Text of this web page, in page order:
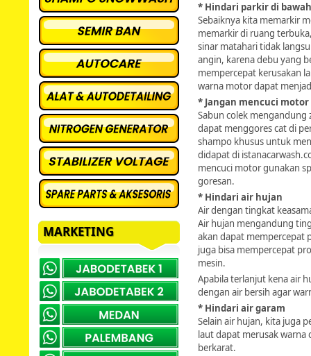
* Hindari parkir di
Sebaiknya kita memarkir
memarkir di ruang
sinar matahari tidak
angin, karena debu yang
mempercepat kerusakan
warna motor dapat
* Jangan mencuci
Sabun colek
dapat menggores cat di
shampo khusus untuk
didapat di
mencuci motor gunakan
goresan.
* Hindari air hujan
Air dengan tingkat
Air hujan mengandung
akan dapat mempercepat
juga bisa mempercepat
mesin.
Apabila terlanjut kena air
dengan air bersih agar
* Hindari air garam
Selain air hujan, kita juga
laut dapat merusak
berkarat.
MARKETING